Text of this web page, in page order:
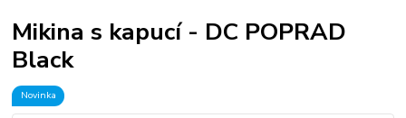
Mikina s kapucí - DC POPRAD
Black
Novinka